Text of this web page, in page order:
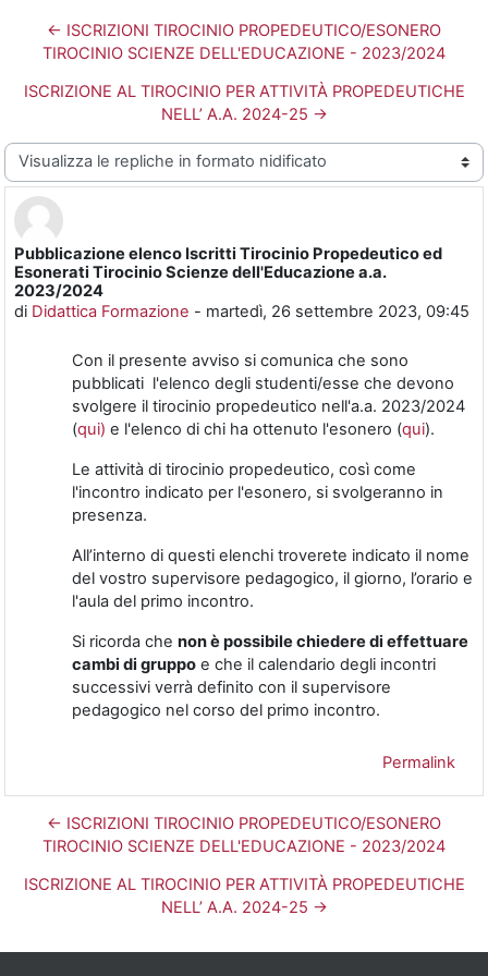
← ISCRIZIONI TIROCINIO PROPEDEUTICO/ESONERO
TIROCINIO SCIENZE DELL'EDUCAZIONE - 2023/2024
ISCRIZIONE AL TIROCINIO PER ATTIVITÀ PROPEDEUTICHE
NELL’ A.A. 2024-25 →
Modalità visualizzazione
Pubblicazione elenco Iscritti Tirocinio Propedeutico ed
Esonerati Tirocinio Scienze dell'Educazione a.a.
2023/2024
di Didattica Formazione - martedì, 26 settembre 2023, 09:45
Numero di risposte: 0
Con il presente avviso si comunica che sono
pubblicati l'elenco degli studenti/esse che devono
svolgere il tirocinio propedeutico nell'a.a. 2023/2024
(qui) e l'elenco di chi ha ottenuto l'esonero (qui).
Le attività di tirocinio propedeutico, così come
l'incontro indicato per l'esonero, si svolgeranno in
presenza.
All’interno di questi elenchi troverete indicato il nome
del vostro supervisore pedagogico, il giorno, l’orario e
l'aula del primo incontro.
Si ricorda che non è possibile chiedere di effettuare
cambi di gruppo e che il calendario degli incontri
successivi verrà definito con il supervisore
pedagogico nel corso del primo incontro.
Permalink
← ISCRIZIONI TIROCINIO PROPEDEUTICO/ESONERO
TIROCINIO SCIENZE DELL'EDUCAZIONE - 2023/2024
ISCRIZIONE AL TIROCINIO PER ATTIVITÀ PROPEDEUTICHE
NELL’ A.A. 2024-25 →